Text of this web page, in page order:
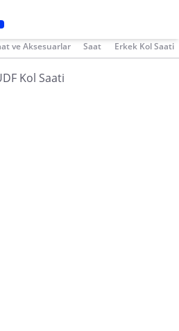
ve Aksesuarlar Saat Erkek Kol Saati